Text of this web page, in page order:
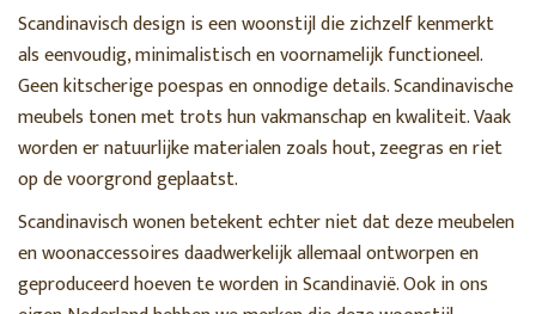
Scandinavisch design is een woonstijl die zichzelf kenmerkt
als eenvoudig, minimalistisch en voornamelijk functioneel.
Geen kitscherige poespas en onnodige details. Scandinavische
meubels tonen met trots hun vakmanschap en kwaliteit. Vaak
worden er natuurlijke materialen zoals hout, zeegras en riet
op de voorgrond geplaatst.
Scandinavisch wonen betekent echter niet dat deze meubelen
en woonaccessoires daadwerkelijk allemaal ontworpen en
geproduceerd hoeven te worden in Scandinavië. Ook in ons